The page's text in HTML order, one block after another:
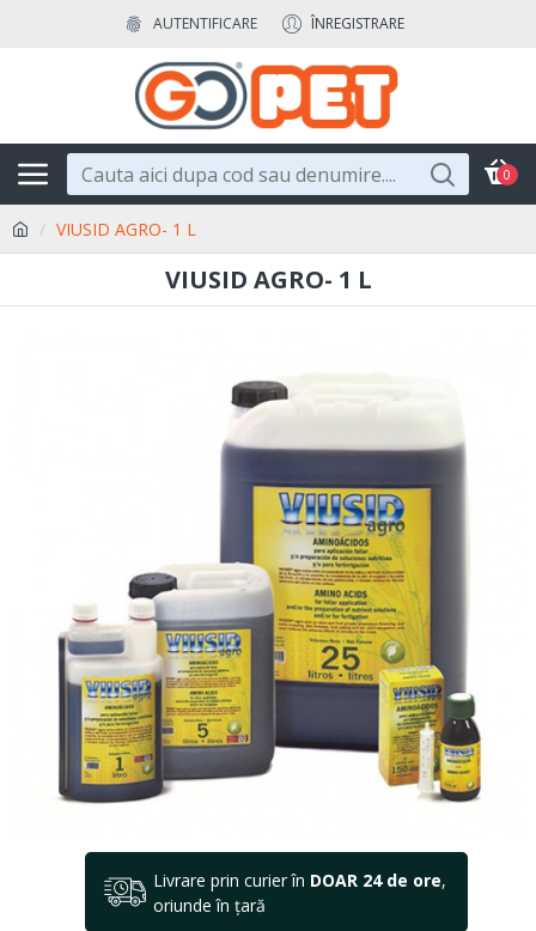
AUTENTIFICARE ÎNREGISTRARE
0
VIUSID AGRO- 1 L
VIUSID AGRO- 1 L
Livrare prin curier în DOAR 24 de ore,
oriunde în țară